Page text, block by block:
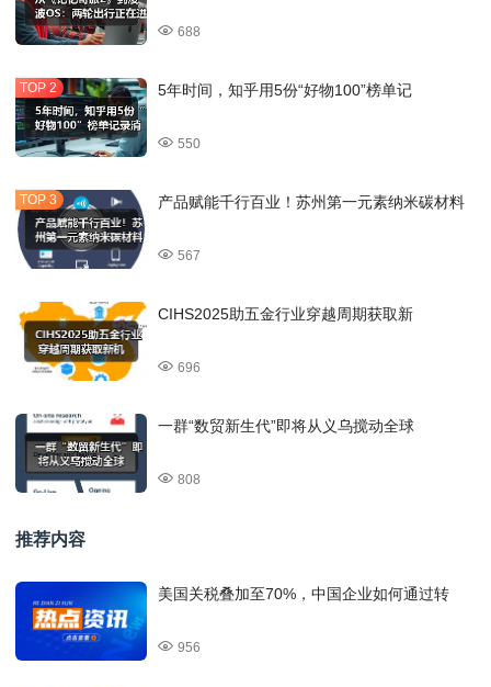
688
5年时间，知乎用5份“好物100”榜单记
550
产品赋能千行百业！苏州第一元素纳米碳材料
567
CIHS2025助五金行业穿越周期获取新
696
一群“数贸新生代”即将从义乌搅动全球
808
推荐内容
美国关税叠加至70%，中国企业如何通过转
956